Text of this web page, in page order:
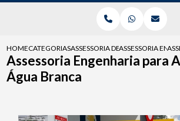
HOMECATEGORIASASSESSORIA DE ENGENHARIA
ASSESSORIA
Assessoria Engenharia para
Água Branca